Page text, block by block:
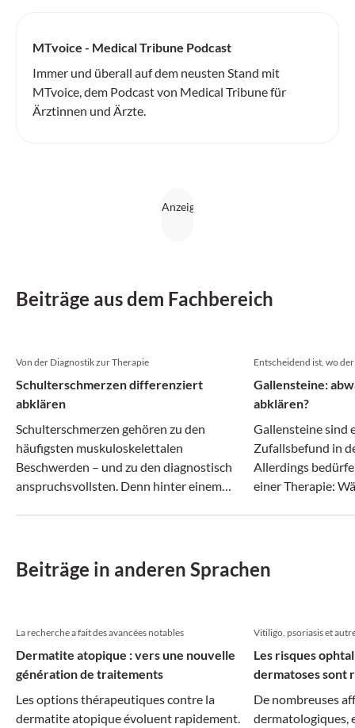
MTvoice - Medical Tribune Podcast
Immer und überall auf dem neusten Stand mit
MTvoice, dem Podcast von Medical Tribune für
Ärztinnen und Ärzte.
Beiträge aus dem Fachbereich
Von der Diagnostik zur Therapie
Schulterschmerzen differenziert
abklären
Schulterschmerzen gehören zu den
häufigsten muskuloskelettalen
Beschwerden – und zu den diagnostisch
anspruchsvollsten. Denn hinter einem
Entscheidend ist, wo
Gallensteine:
abklären?
Gallensteine sind
Zufallsbefund in
Allerdings
einer Therapie:
Beiträge in anderen Sprachen
La recherche a fait des avancées notables
Dermatite atopique : vers une nouvelle
génération de traitements
Les options thérapeutiques contre la
dermatite atopique évoluent rapidement.
Vitiligo, psoriasis et
Les risques
dermatoses sont
De nombreuses
dermatologiques,